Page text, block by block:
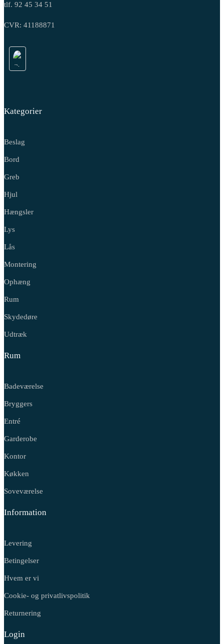
tlf. 92 45 34 51
CVR: 41188871
Kategorier
Beslag
Bord
Greb
Hjul
Hængsler
Lys
Lås
Montering
Ophæng
Rum
Skydedøre
Udtræk
Rum
Badeværelse
Bryggers
Entré
Garderobe
Kontor
Køkken
Soveværelse
Information
Levering
Betingelser
Hvem er vi
Cookie- og privatlivspolitik
Returnering
Login